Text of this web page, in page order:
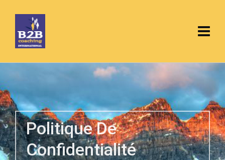
Politique De
Confidentialité